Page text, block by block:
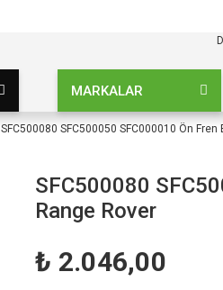
MARKALAR
SFC500080 SFC500050 SFC000010 Ön Fren
SFC500080
Range Rover
₺ 2.046,00